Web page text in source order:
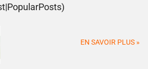
EN SAVOIR PLUS »